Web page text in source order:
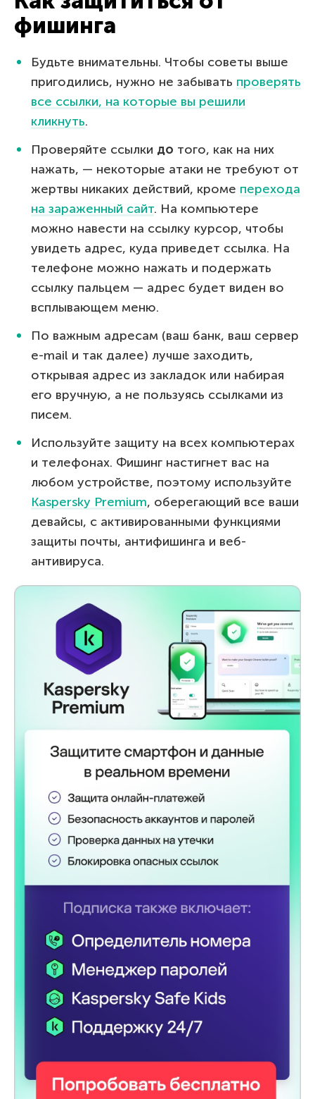
фишинга
Будьте внимательны. Чтобы советы выше
пригодились, нужно не забывать проверять
все ссылки, на которые вы решили
кликнуть.
Проверяйте ссылки до того, как на них
нажать, — некоторые атаки не требуют от
жертвы никаких действий, кроме перехода
на зараженный сайт. На компьютере
можно навести на ссылку курсор, чтобы
увидеть адрес, куда приведет ссылка. На
телефоне можно нажать и подержать
ссылку пальцем — адрес будет виден во
всплывающем меню.
По важным адресам (ваш банк, ваш сервер
e-mail и так далее) лучше заходить,
открывая адрес из закладок или набирая
его вручную, а не пользуясь ссылками из
писем.
Используйте защиту на всех компьютерах
и телефонах. Фишинг настигнет вас на
любом устройстве, поэтому используйте
Kaspersky Premium, оберегающий все ваши
девайсы, с активированными функциями
защиты почты, антифишинга и веб-
антивируса.